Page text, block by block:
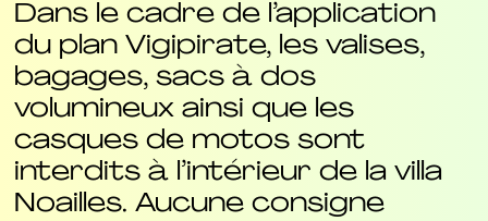
Dans le cadre de l’application
du plan Vigipirate, les valises,
bagages, sacs à dos
volumineux ainsi que les
casques de motos sont
interdits à l’intérieur de la villa
Noailles. Aucune consigne